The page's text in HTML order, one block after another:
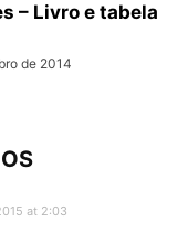
– Livro e tabela
de 2014
at 2:03